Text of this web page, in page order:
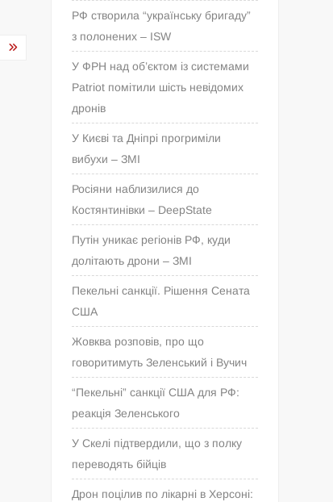
РФ створила “українську бригаду”
з полонених – ISW
У ФРН над об’єктом із системами
Patriot помітили шість невідомих
дронів
У Києві та Дніпрі прогриміли
вибухи – ЗМІ
Росіяни наблизилися до
Костянтинівки – DeepState
Путін уникає регіонів РФ, куди
долітають дрони – ЗМІ
Пекельні санкції. Рішення Сената
США
Жовква розповів, про що
говоритимуть Зеленський і Вучич
“Пекельні” санкції США для РФ:
реакція Зеленського
У Скелі підтвердили, що з полку
переводять бійців
Дрон поцілив по лікарні в Херсоні: